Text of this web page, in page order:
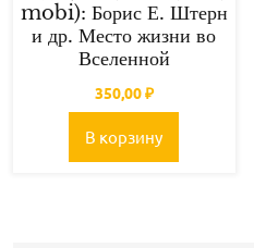
mobi): Борис Е. Штерн
и др. Место жизни во
Вселенной
350,00₽
В корзину